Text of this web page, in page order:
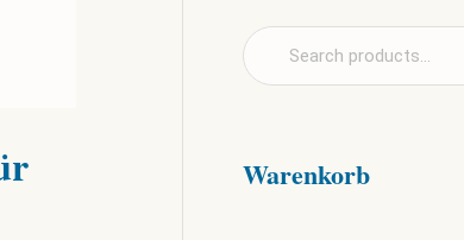
Warenkorb